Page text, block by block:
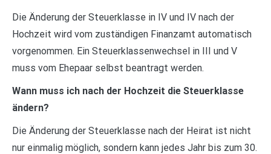
Die Änderung der Steuerklasse in IV und IV nach der
Hochzeit wird vom zuständigen Finanzamt automatisch
vorgenommen. Ein Steuerklassenwechsel in III und V
muss vom Ehepaar selbst beantragt werden.
Wann muss ich nach der Hochzeit die Steuerklasse
ändern?
Die Änderung der Steuerklasse nach der Heirat ist nicht
nur einmalig möglich, sondern kann jedes Jahr bis zum 30.